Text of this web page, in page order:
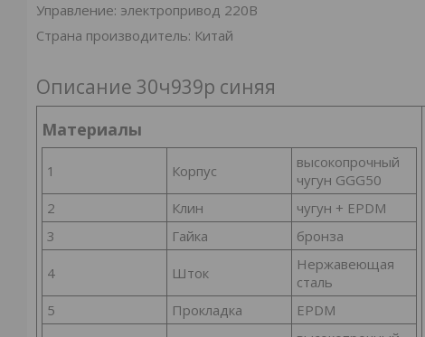
Управление: электропривод 220В
Страна производитель: Китай
Описание 30ч939р синяя
Материалы
1 Корпус
высокопрочный
чугун GGG50
2
Клин
чугун + EPDM
3
Гайка бронза
4 Шток
Нержавеющая
сталь
5
Прокладка EPDM